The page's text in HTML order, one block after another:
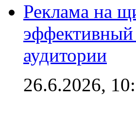
Реклама на
аудитории
26.6.2026,